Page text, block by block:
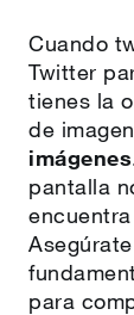
Cuando
Twitter
tienes la
de
imágenes
pantalla
para